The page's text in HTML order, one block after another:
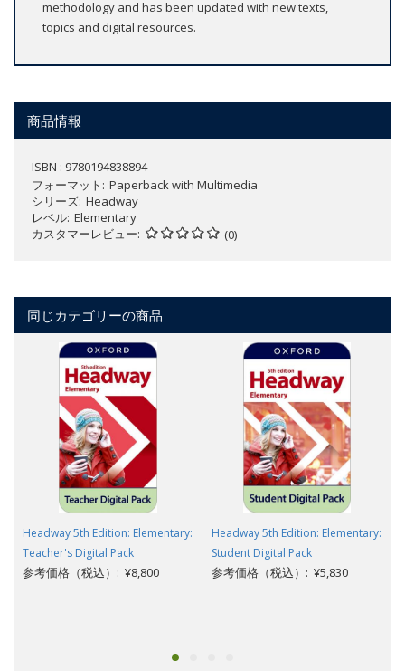
methodology and has been updated with new texts,
topics and digital resources.
商品情報
ISBN : 9780194838894
フォーマット
Paperback with Multimedia
シリーズ Headway
レベル Elementary
カスタマーレビュー
(0)
同じカテゴリーの商品
Headway 5th Edition: Elementary:
Teacher's Digital Pack
参考価格（税込）: ¥8,800
Headway 5th Edition: Elementary:
Student Digital Pack
参考価格（税込）: ¥5,830